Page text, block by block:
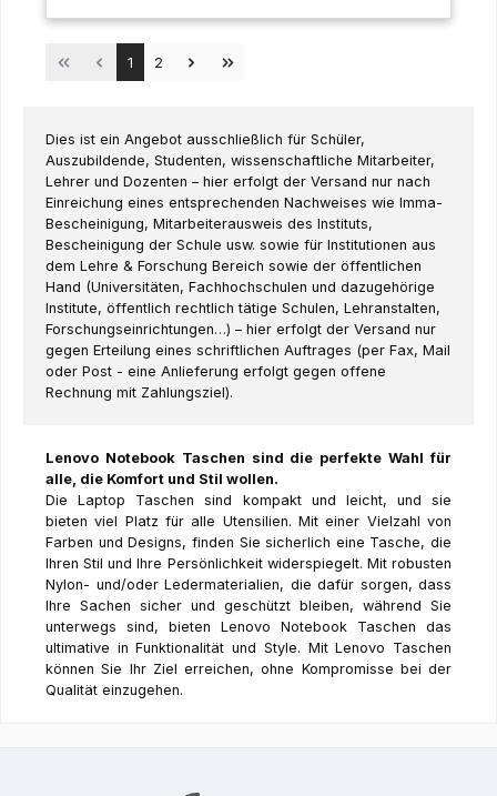
Seite
1 Seite
2
Dies ist ein Angebot ausschließlich für Schüler,
Auszubildende, Studenten, wissenschaftliche Mitarbeiter,
Lehrer und Dozenten – hier erfolgt der Versand nur nach
Einreichung eines entsprechenden Nachweises wie Imma-
Bescheinigung, Mitarbeiterausweis des Instituts,
Bescheinigung der Schule usw. sowie für Institutionen aus
dem Lehre & Forschung Bereich sowie der öffentlichen
Hand (Universitäten, Fachhochschulen und dazugehörige
Institute, öffentlich rechtlich tätige Schulen, Lehranstalten,
Forschungseinrichtungen…) – hier erfolgt der Versand nur
gegen Erteilung eines schriftlichen Auftrages (per Fax, Mail
oder Post - eine Anlieferung erfolgt gegen offene
Rechnung mit Zahlungsziel).
Lenovo Notebook Taschen sind die perfekte Wahl für
alle, die Komfort und Stil wollen.
Die Laptop Taschen sind kompakt und leicht, und sie
bieten viel Platz für alle Utensilien. Mit einer Vielzahl von
Farben und Designs, finden Sie sicherlich eine Tasche, die
Ihren Stil und Ihre Persönlichkeit widerspiegelt. Mit robusten
Nylon- und/oder Ledermaterialien, die dafür sorgen, dass
Ihre Sachen sicher und geschützt bleiben, während Sie
unterwegs sind, bieten Lenovo Notebook Taschen das
ultimative in Funktionalität und Style. Mit Lenovo Taschen
können Sie Ihr Ziel erreichen, ohne Kompromisse bei der
Qualität einzugehen.